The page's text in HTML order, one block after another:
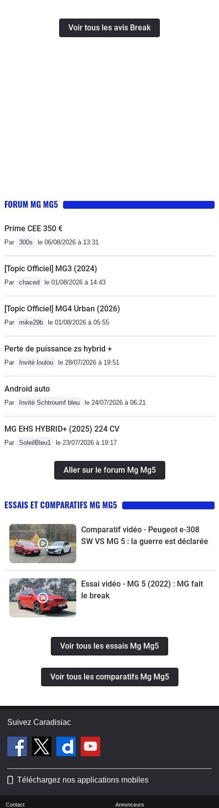
Voir tous les avis Break
FORUM MG MG5
Prime CEE 350 €
Par 300s le 06/08/2026 à 13:31
[Topic Officiel] MG3 (2024)
Par chaced le 01/08/2026 à 14:43
[Topic Officiel] MG4 Urban (2026)
Par mike29b le 01/08/2026 à 05:55
Perte de puissance zs hybrid +
Par Invité loulou le 28/07/2026 à 19:51
Android auto
Par Invité Schtroumf bleu le 24/07/2026 à 06:21
MG EHS HYBRID+ (2025) 224 CV
Par SoleilBleu1 le 23/07/2026 à 19:17
Aller sur le forum Mg Mg5
ESSAIS ET COMPARATIFS MG MG5
Comparatif vidéo - Peugeot e-308
SW VS MG 5 : la guerre est déclarée
Essai vidéo - MG 5 (2022) : MG fait
le break
Voir tous les essais Mg Mg5
Voir tous les comparatifs Mg Mg5
Suivez Caradisiac
Téléchargez nos applications mobiles
Contact Annonceurs